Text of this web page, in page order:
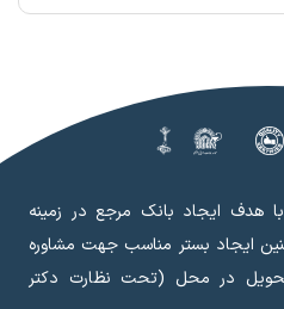
هدف ایجاد بانک مرجع در زمینه
ایجاد بستر مناسب جهت مشاوره
در محل (تحت نظارت دکتر